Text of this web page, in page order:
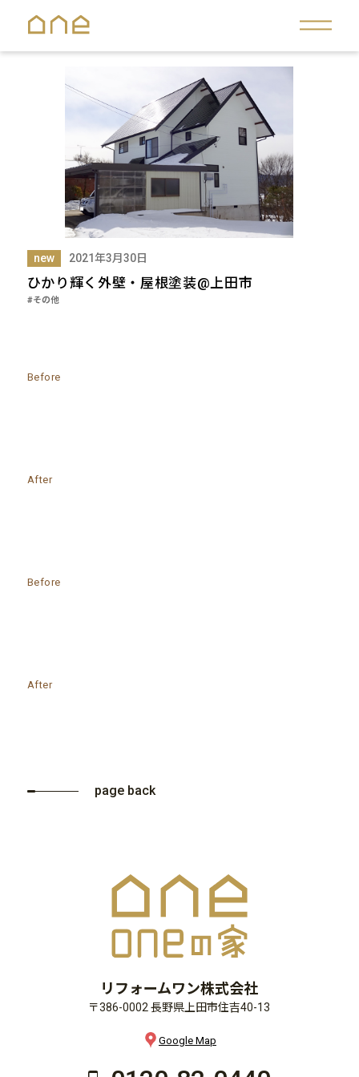
new 2021年3月30日
ひかり輝く外壁・屋根塗装@上田市
#その他
Before
After
Before
After
page back
リフォームワン株式会社
〒386-0002 長野県上田市住吉40-13
Google Map